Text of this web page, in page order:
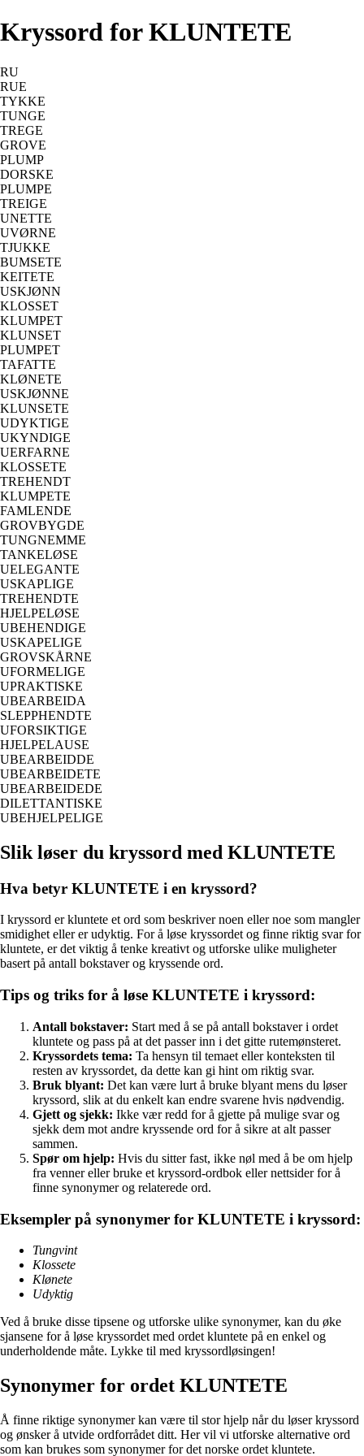
Kryssord for KLUNTETE
RU
RUE
TYKKE
TUNGE
TREGE
GROVE
PLUMP
DORSKE
PLUMPE
TREIGE
UNETTE
UVØRNE
TJUKKE
BUMSETE
KEITETE
USKJØNN
KLOSSET
KLUMPET
KLUNSET
PLUMPET
TAFATTE
KLØNETE
USKJØNNE
KLUNSETE
UDYKTIGE
UKYNDIGE
UERFARNE
KLOSSETE
TREHENDT
KLUMPETE
FAMLENDE
GROVBYGDE
TUNGNEMME
TANKELØSE
UELEGANTE
USKAPLIGE
TREHENDTE
HJELPELØSE
UBEHENDIGE
USKAPELIGE
GROVSKÅRNE
UFORMELIGE
UPRAKTISKE
UBEARBEIDA
SLEPPHENDTE
UFORSIKTIGE
HJELPELAUSE
UBEARBEIDDE
UBEARBEIDETE
UBEARBEIDEDE
DILETTANTISKE
UBEHJELPELIGE
Slik løser du kryssord med KLUNTETE
Hva betyr KLUNTETE i en kryssord?
I kryssord er kluntete et ord som beskriver noen eller noe som mangler
smidighet eller er udyktig. For å løse kryssordet og finne riktig svar for
kluntete, er det viktig å tenke kreativt og utforske ulike muligheter
basert på antall bokstaver og kryssende ord.
Tips og triks for å løse KLUNTETE i kryssord:
Antall bokstaver: Start med å se på antall bokstaver i ordet
kluntete og pass på at det passer inn i det gitte rutemønsteret.
Kryssordets tema: Ta hensyn til temaet eller konteksten til
resten av kryssordet, da dette kan gi hint om riktig svar.
Bruk blyant: Det kan være lurt å bruke blyant mens du løser
kryssord, slik at du enkelt kan endre svarene hvis nødvendig.
Gjett og sjekk: Ikke vær redd for å gjette på mulige svar og
sjekk dem mot andre kryssende ord for å sikre at alt passer
sammen.
Spør om hjelp: Hvis du sitter fast, ikke nøl med å be om hjelp
fra venner eller bruke et kryssord-ordbok eller nettsider for å
finne synonymer og relaterede ord.
Eksempler på synonymer for KLUNTETE i kryssord:
Tungvint
Klossete
Klønete
Udyktig
Ved å bruke disse tipsene og utforske ulike synonymer, kan du øke
sjansene for å løse kryssordet med ordet kluntete på en enkel og
underholdende måte. Lykke til med kryssordløsingen!
Synonymer for ordet KLUNTETE
Å finne riktige synonymer kan være til stor hjelp når du løser kryssord
og ønsker å utvide ordforrådet ditt. Her vil vi utforske alternative ord
som kan brukes som synonymer for det norske ordet kluntete.